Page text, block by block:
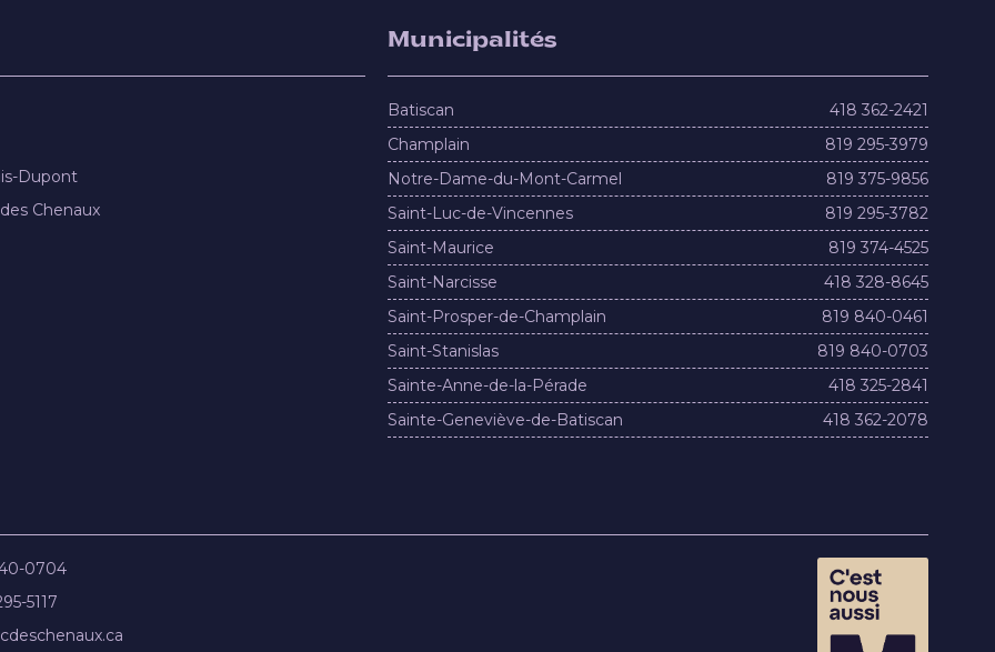
Dupont
Chenaux
Municipalités
Batiscan
418 362-2421
Champlain
819 295-3979
Notre-Dame-du-Mont-Carmel
819 375-9856
Saint-Luc-de-Vincennes
819 295-3782
Saint-Maurice
819 374-4525
Saint-Narcisse
418 328-8645
Saint-Prosper-de-Champlain
819 840-0461
Saint-Stanislas
819 840-0703
Sainte-Anne-de-la-Pérade
418 325-2841
Sainte-Geneviève-de-Batiscan
418 362-2078
0704
5117